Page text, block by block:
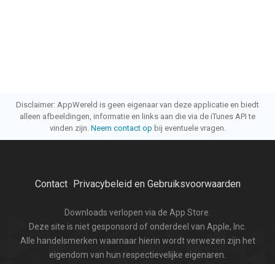
Disclaimer: AppWereld is geen eigenaar van deze applicatie en biedt
alleen afbeeldingen, informatie en links aan die via de iTunes API te
vinden zijn. Neem contact op bij eventuele vragen.
Contact· Privacybeleid en Gebruiksvoorwaarden
Downloads verlopen via de App Store.
Deze site is niet gesponsord of onderdeel van Apple, Inc.
Alle handelsmerken waarnaar hierin wordt verwezen zijn het
eigendom van hun respectievelijke eigenaren.